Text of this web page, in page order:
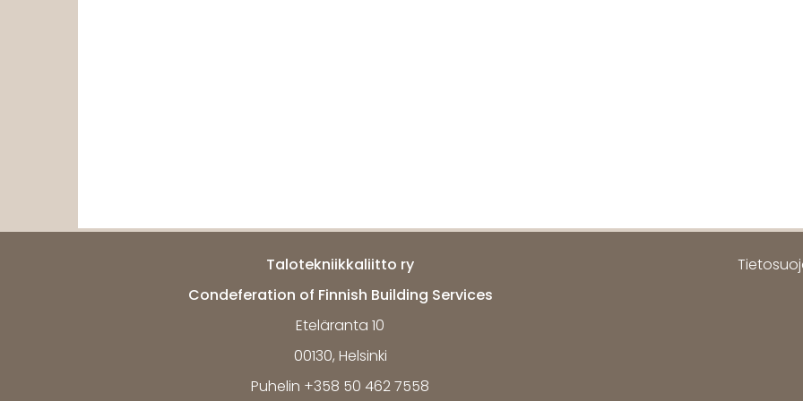
Talotekniikkaliitto ry
Condeferation of Finnish Building Services
Eteläranta 10
00130, Helsinki
Puhelin +358 50 462 7558